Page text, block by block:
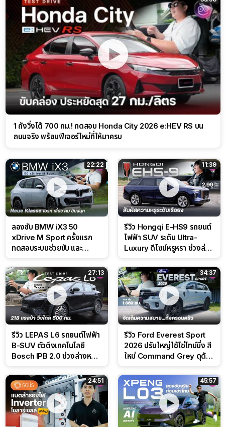
1 ถังวิ่งได้ 700 กม.! ทดสอบ Honda City 2026 e:HEV RS บน
ถนนจริง พร้อมฟีเจอร์ใหม่ที่ให้มาครบ
22:22
ลองขับ BMW iX3 50
xDrive M Sport ครั้งแรก
ทดสอบระบบช่วยขับ และ
สนาม
11:39
รีวิว Hongqi E-HS9 รถยนต์
ไฟฟ้า SUV ระดับ Ultra-
Luxury ดีไซน์หรูหรา ช่วงล่าง
27:13
รีวิว LEPAS L6 รถยนต์ไฟฟ้า
B-SUV ตัวตึงเทคโนโลยี
Bosch IPB 2.0 ช่วงล่างหนึบ
34:37
รีวิว Ford Everest Sport
2026 ปรับใหญ่ใช้โซ่ไทม์มิ่ง สี
ใหม่ Command Grey ดุดัน
24:51 45:57